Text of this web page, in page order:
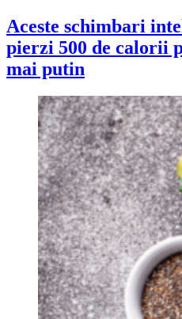
Aceste schimbari
pierzi 500 de calorii
mai putin